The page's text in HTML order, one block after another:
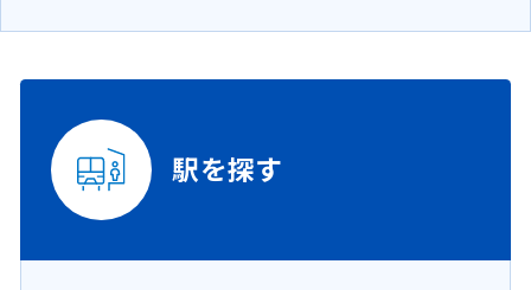
駅を探す